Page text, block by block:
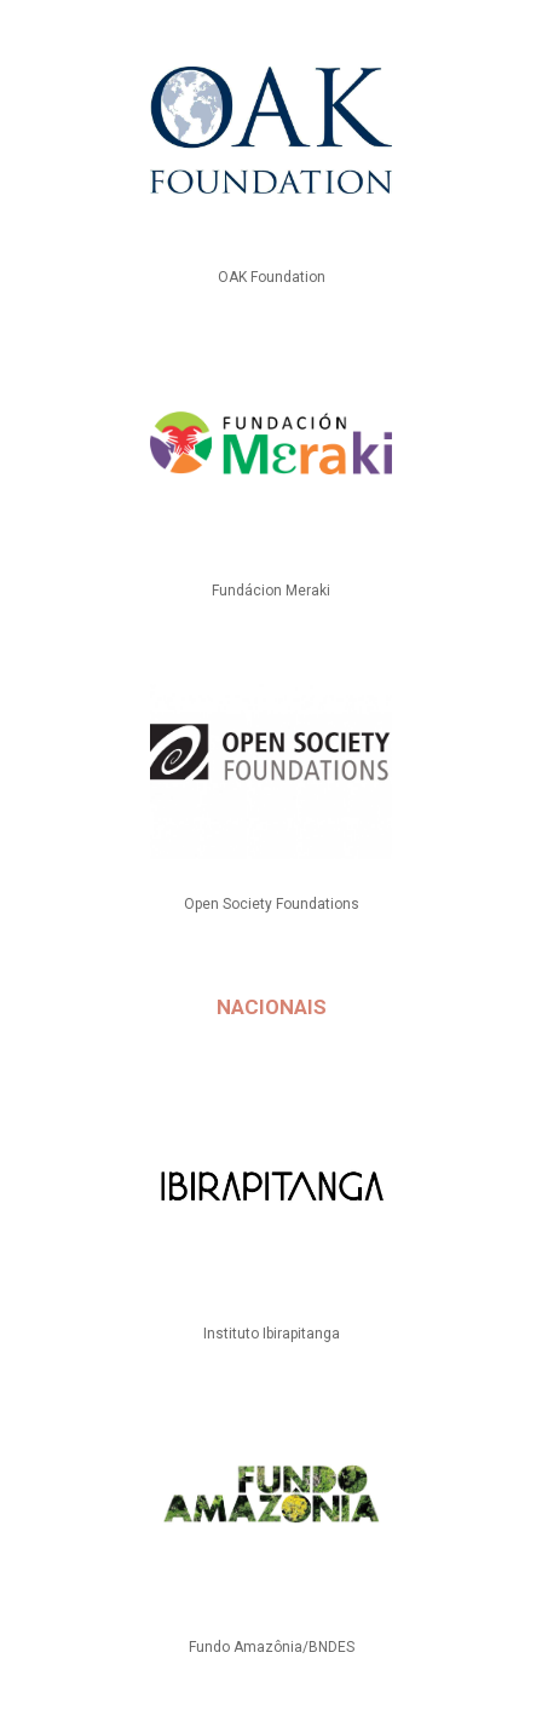
OAK Foundation
Fundácion Meraki
Open Society Foundations
NACIONAIS
Instituto Ibirapitanga
Fundo Amazônia/BNDES